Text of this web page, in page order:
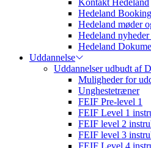
Hedeland
Hedeland møder
Hedeland
Hedeland
Uddannelse
Uddannelser udbudt af
Muligheder for
Unghestetræner
FEIF Pre-level 1
FEIF Level 1
FEIF level 2
FEIF level 3
FEIF Level 4